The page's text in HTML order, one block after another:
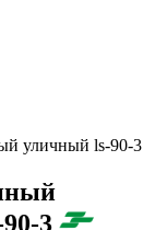
уличный ls-90-3
3